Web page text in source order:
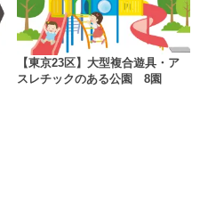
【東京23区】大型複合遊具・ア
スレチックのある公園 8園